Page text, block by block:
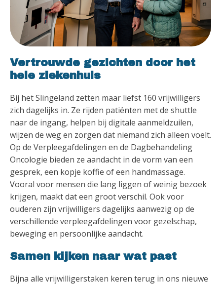
Vertrouwde gezichten door het
hele ziekenhuis
Bij het Slingeland zetten maar liefst 160 vrijwilligers
zich dagelijks in. Ze rijden patiënten met de shuttle
naar de ingang, helpen bij digitale aanmeldzuilen,
wijzen de weg en zorgen dat niemand zich alleen voelt.
Op de Verpleegafdelingen en de Dagbehandeling
Oncologie bieden ze aandacht in de vorm van een
gesprek, een kopje koffie of een handmassage.
Vooral voor mensen die lang liggen of weinig bezoek
krijgen, maakt dat een groot verschil. Ook voor
ouderen zijn vrijwilligers dagelijks aanwezig op de
verschillende verpleegafdelingen voor gezelschap,
beweging en persoonlijke aandacht.
Samen kijken naar wat past
Bijna alle vrijwilligerstaken keren terug in ons nieuwe